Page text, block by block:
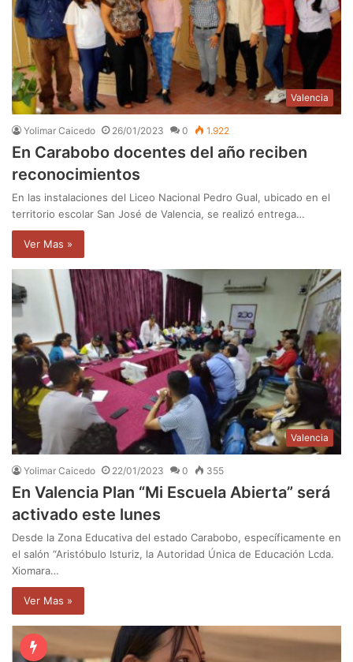
Valencia
Yolimar Caicedo 26/01/2023 0 1.922
En Carabobo docentes del año reciben
reconocimientos
En las instalaciones del Liceo Nacional Pedro Gual, ubicado en el
territorio escolar San José de Valencia, se realizó entrega…
Ver Mas »
Valencia
Yolimar Caicedo 22/01/2023 0 355
En Valencia Plan “Mi Escuela Abierta” será
activado este lunes
Desde la Zona Educativa del estado Carabobo, específicamente en
el salón “Aristóbulo Isturiz, la Autoridad Única de Educación Lcda.
Xiomara…
Ver Mas »